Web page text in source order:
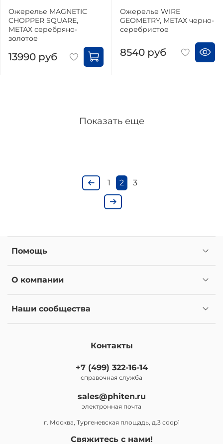
Ожерелье MAGNETIC
CHOPPER SQUARE,
МЕТАХ серебряно-
золотое
13990 руб
Ожерелье WIRE
GEOMETRY, МЕТАХ черно-
серебристое
8540 руб
Показать еще
1 2 3
Помощь
О компании
Наши сообщества
Контакты
+7 (499) 322-16-14
справочная служба
sales@phiten.ru
электронная почта
г. Москва, Тургеневская площадь, д.3 соор1
Свяжитесь с нами!